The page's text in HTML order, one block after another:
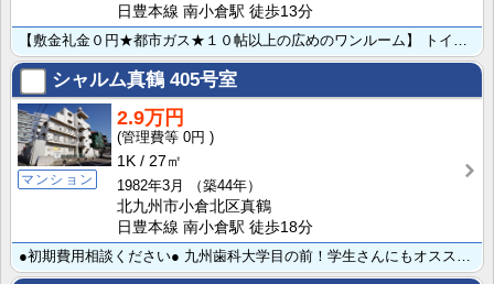
日豊本線 南小倉駅 徒歩13分
【敷金礼金０円★都市ガス★１０帖以上の広めのワンルーム】 トイレ風呂別マンションでこの家賃はうれしい･･･
シャルム真鶴 405号室
マンション
2.9万円
0円
1K
27㎡
1982年3月
（築44年）
北九州市小倉北区真鶴
日豊本線 南小倉駅 徒歩18分
●初期費用相談ください● 九州歯科大学目の前！学生さんにもオススメのマンション！！ スーパーにも近く･･･